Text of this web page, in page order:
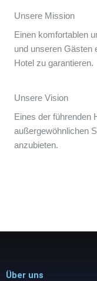
Unsere Mission
Einen komfortablen
und unseren Gästen
Hotel zu garantieren.
Unsere Vision
Eines der führenden
außergewöhnlichen
anzubieten.
Über uns